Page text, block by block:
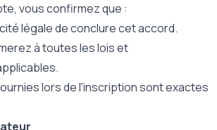
vous confirmez que :
légale de conclure cet accord.
à toutes les lois et
lors de l'inscription sont exactes